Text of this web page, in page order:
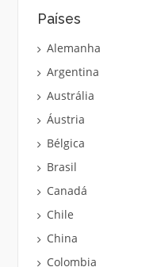
Países
Alemanha
Argentina
Austrália
Áustria
Bélgica
Brasil
Canadá
Chile
China
Colombia